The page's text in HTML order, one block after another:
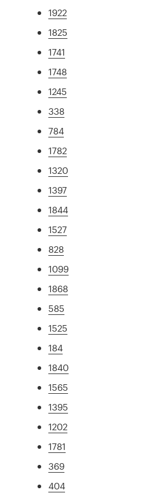
1922
1825
1741
1748
1245
338
784
1782
1320
1397
1844
1527
828
1099
1868
585
1525
184
1840
1565
1395
1202
1781
369
404